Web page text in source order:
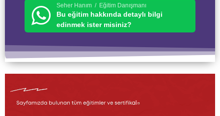
Seher Hanım / Eğitim Danışmanı
Bu eğitim hakkında detaylı bilgi
edinmek ister misiniz?